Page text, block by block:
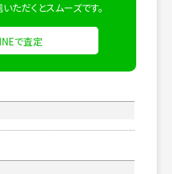
ただくとスムーズです。
で査定